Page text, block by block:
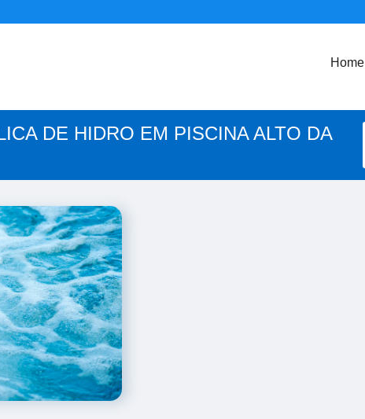
Home
DE HIDRO EM PISCINA ALTO DA